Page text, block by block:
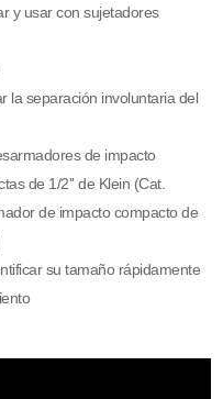
y usar con sujetadores
la separación involuntaria del
de impacto
de 1/2'' de Klein (Cat.
de impacto compacto de
su tamaño rápidamente